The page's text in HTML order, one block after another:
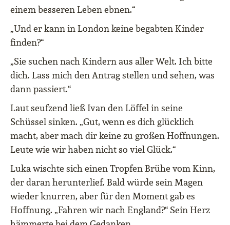
einem besseren Leben ebnen.“
„Und er kann in London keine begabten Kinder
finden?“
„Sie suchen nach Kindern aus aller Welt. Ich bitte
dich. Lass mich den Antrag stellen und sehen, was
dann passiert.“
Laut seufzend ließ Ivan den Löffel in seine
Schüssel sinken. „Gut, wenn es dich glücklich
macht, aber mach dir keine zu großen Hoffnungen.
Leute wie wir haben nicht so viel Glück.“
Luka wischte sich einen Tropfen Brühe vom Kinn,
der daran herunterlief. Bald würde sein Magen
wieder knurren, aber für den Moment gab es
Hoffnung. „Fahren wir nach England?“ Sein Herz